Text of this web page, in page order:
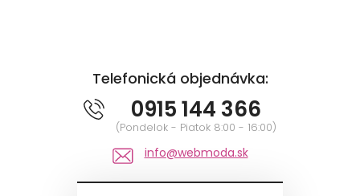
Telefonická objednávka:
0915 144 366
(Pondelok - Piatok 8:00 - 16:00)
info@webmoda.sk